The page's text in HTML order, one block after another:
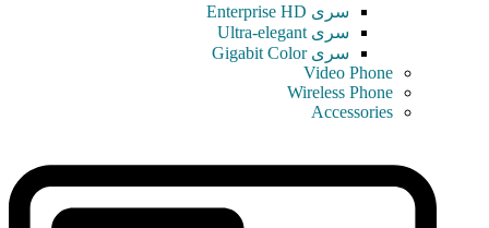
سری Enterprise HD
سری Ultra-elegant
سری Gigabit Color
Video Phone
Wireless Phone
Accessories